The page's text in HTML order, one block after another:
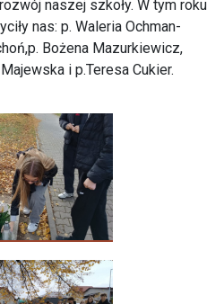
naszej szkoły. W tym roku
nas: p. Waleria Ochman-
Bożena Mazurkiewicz,
i p.Teresa Cukier.